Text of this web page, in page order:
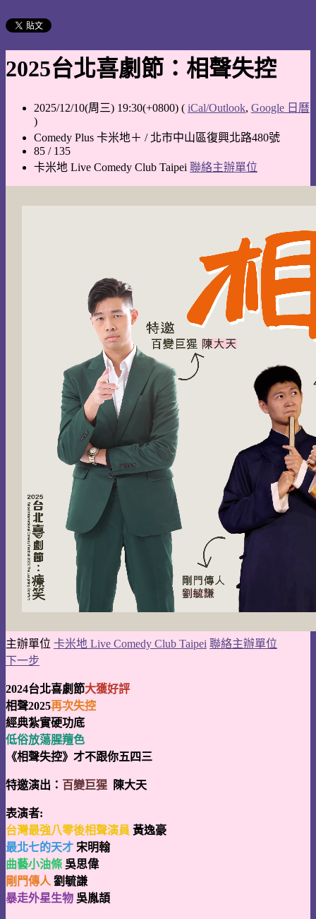
2025台北喜劇節：相聲失控
2025/12/10(周三) 19:30(+0800) ( iCal/Outlook, Google 日曆
)
Comedy Plus 卡米地＋ / 北市中山區復興北路480號
85 / 135
卡米地 Live Comedy Club Taipei 聯絡主辦單位
主辦單位 卡米地 Live Comedy Club Taipei 聯絡主辦單位
下一步
2024台北喜劇節大獲好評
相聲2025再次失控
經典紮實硬功底
低俗放蕩腥羶色
《相聲失控》才不跟你五四三
特邀演出： 百變巨猩 陳大天
表演者:
台灣最強八零後相聲演員 黃逸豪
最北七的天才 宋明翰
曲藝小油條 吳思偉
剛門傳人 劉毓謙
暴走外星生物 吳胤頡